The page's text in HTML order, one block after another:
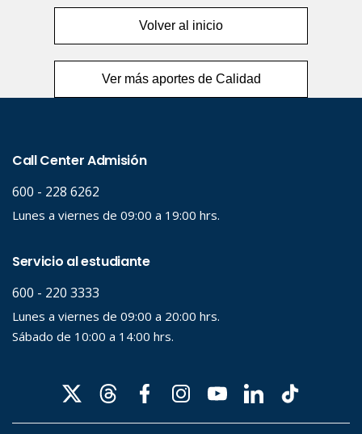
Volver al inicio
Ver más aportes de Calidad